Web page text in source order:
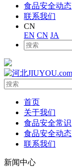
食品安全动态
联系我们
CN
EN CN JA
首页
关于我们
食品安全常识
食品安全动态
联系我们
新闻中心